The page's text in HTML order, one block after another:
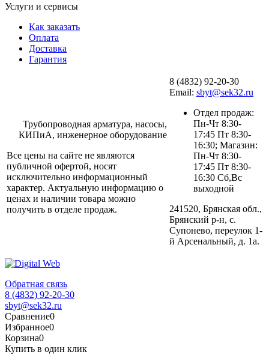
Услуги и сервисы
Как заказать
Оплата
Доставка
Гарантия
Трубопроводная арматура, насосы,
КИПиА, инженерное оборудование
Все цены на сайте не являются
публичной офертой, носят
исключительно информационный
характер. Актуальную информацию о
ценах и наличии товара можно
получить в отделе продаж.
8 (4832) 92-20-30
Email: sbyt@sek32.ru
Отдел продаж:
Пн-Чт 8:30-
17:45 Пт 8:30-
16:30; Магазин:
Пн-Чт 8:30-
17:45 Пт 8:30-
16:30 Сб,Вс
выходной
241520, Брянская обл.,
Брянский р-н, с.
Супонево, переулок 1-
й Арсенальный, д. 1а.
Обратная связь
8 (4832) 92-20-30
sbyt@sek32.ru
Сравнение0
Избранное0
Корзина0
Купить в один клик